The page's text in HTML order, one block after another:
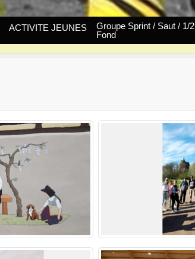
ACTIVITE JEUNES
Groupe Sprint / Saut / 1/2
Fond